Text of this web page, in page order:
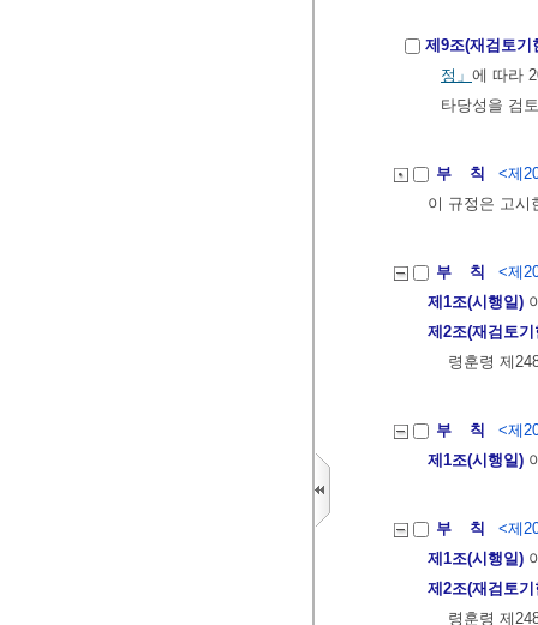
제9조(재검토기
정」 에 따라
타당성을 검
부 칙
<제
이 규정은 고시
부 칙
<제
제1조(시행일)
제2조(재검토기
령훈령 제
부 칙
<제
제1조(시행일)
부 칙
<제
제1조(시행일)
제2조(재검토기
령훈령 제